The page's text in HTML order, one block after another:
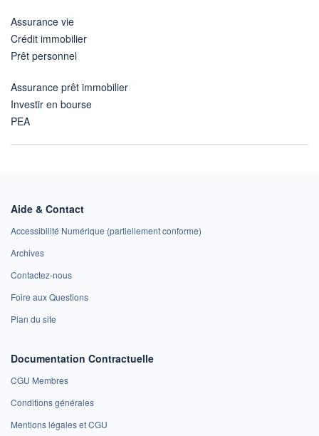
Assurance vie
Crédit immobilier
Prêt personnel
Assurance prêt immobilier
Investir en bourse
PEA
Aide & Contact
Accessibilité Numérique (partiellement conforme)
Archives
Contactez-nous
Foire aux Questions
Plan du site
Documentation Contractuelle
CGU Membres
Conditions générales
Mentions légales et CGU